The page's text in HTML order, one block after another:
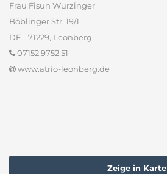
Frau Fisun Wurzinger
Böblinger Str. 19/1
DE - 71229, Leonberg
07152 9752 51
www.atrio-leonberg.de
Zeige in Karte